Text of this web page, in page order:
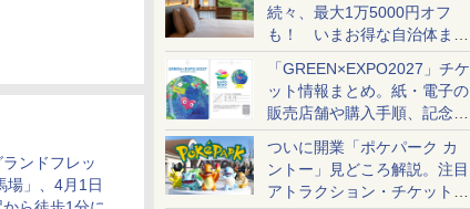
続々、最大1万5000円オフ
も！ いまお得な自治体まと
め
「GREEN×EXPO2027」チケ
ット情報まとめ。紙・電子の
販売店舗や購入手順、記念チ
ケットも解説
ついに開業「ポケパーク カ
ントー」見どころ解説。注目
アトラクション・チケット手
ランドフレッ
場」、4月1日